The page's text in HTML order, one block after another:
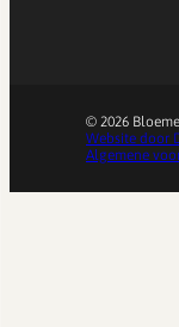
© 2026
Website door
Algemene